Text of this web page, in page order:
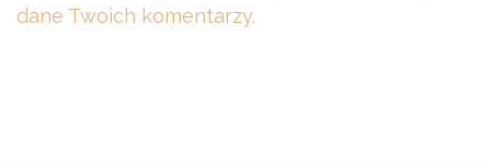
dane Twoich komentarzy.